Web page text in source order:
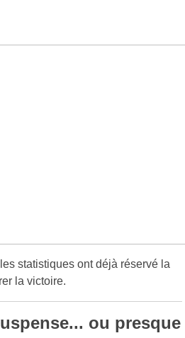
statistiques ont déjà réservé la
la victoire.
ou presque